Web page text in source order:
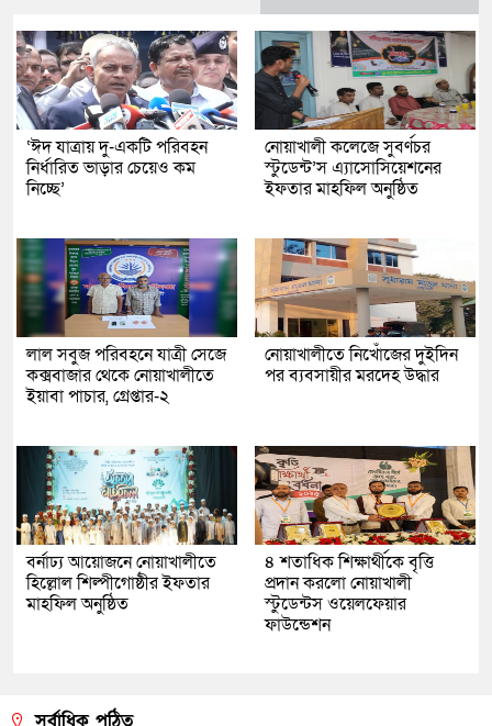
‘ঈদ যাত্রায় দু-একটি পরিবহন
নির্ধারিত ভাড়ার চেয়েও কম
নিচ্ছে’
নোয়াখালী কলেজে সুবর্ণচর
স্টুডেন্ট’স এ্যাসোসিয়েশনের
ইফতার মাহফিল অনুষ্ঠিত
লাল সবুজ পরিবহনে যাত্রী সেজে
কক্সবাজার থেকে নোয়াখালীতে
ইয়াবা পাচার, গ্রেপ্তার-২
নোয়াখালীতে নিখোঁজের দুইদিন
পর ব্যবসায়ীর মরদেহ উদ্ধার
বর্নাঢ্য আয়োজনে নোয়াখালীতে
হিল্লোল শিল্পীগোষ্ঠীর ইফতার
মাহফিল অনুষ্ঠিত
৪ শতাধিক শিক্ষার্থীকে বৃত্তি
প্রদান করলো নোয়াখালী
স্টুডেন্টস ওয়েলফেয়ার
ফাউন্ডেশন
সর্বাধিক পঠিত